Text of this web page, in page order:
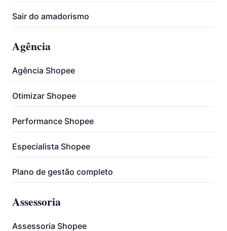
Sair do amadorismo
Agência
Agência Shopee
Otimizar Shopee
Performance Shopee
Especialista Shopee
Plano de gestão completo
Assessoria
Assessoria Shopee